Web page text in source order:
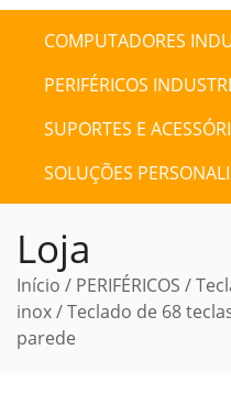
COMPUTADORES
PERIFÉRICOS
SUPORTES E
SOLUÇÕES
Loja
Início / PERIFÉRICOS /
inox/ Teclado de 68
parede